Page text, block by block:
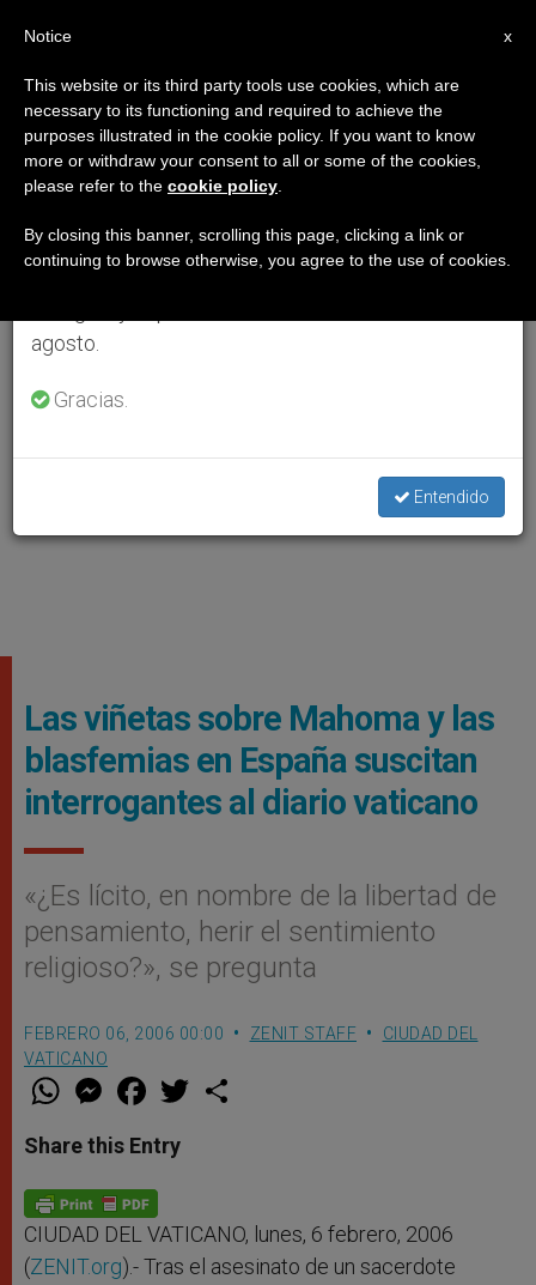
Las viñetas sobre Mahoma y las
blasfemias en España suscitan
interrogantes al diario vaticano
«¿Es lícito, en nombre de la libertad de
pensamiento, herir el sentimiento
religioso?», se pregunta
FEBRERO 06, 2006 00:00 ZENIT STAFF
CIUDAD DEL
VATICANO
W
t
s
p
p
M
e
s
e
g
e
r
F
a
e
b
o
k
w
Share this Entry
CIUDAD DEL VATICANO, lunes, 6 febrero, 2006
(ZENIT.org).- Tras el asesinato de un sacerdote
×
Aviso importante
Del 27 de julio al 7 de agosto haremos la pausa
anual, aprovechando que en el periodo de verano
se generan menos informaciones y también el
agosto.
Gracias.
Entendido
x
Notice
This website or its third party tools use cookies, which are
necessary to its functioning and required to achieve the
purposes illustrated in the cookie policy. If you want to know
more or withdraw your consent to all or some of the cookies,
please refer to the cookie policy
By closing this banner, scrolling this page, clicking a link or
continuing to browse otherwise, you agree to the use of cookies.